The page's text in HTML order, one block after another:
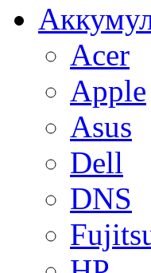
Acer
Apple
Asus
Dell
DNS